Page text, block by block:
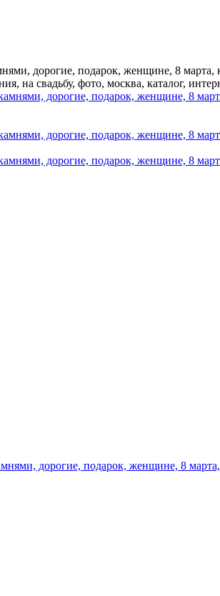
дорогие, подарок, женщине, 8
на свадьбу, фото, москва, каталог,